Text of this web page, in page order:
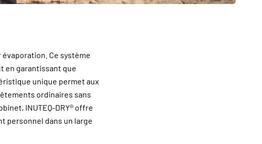
Ce système
en garantissant que
unique permet aux
ordinaires sans
INUTEQ-DRY® offre
personnel dans un large